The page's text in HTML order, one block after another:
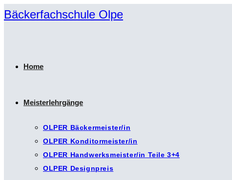
Zum
Bäckerfachschule Olpe
Home
Meisterlehrgänge
OLPER Bäckermeister/in
OLPER Konditormeister/in
OLPER Handwerksmeister/in Teile 3+4
OLPER Designpreis